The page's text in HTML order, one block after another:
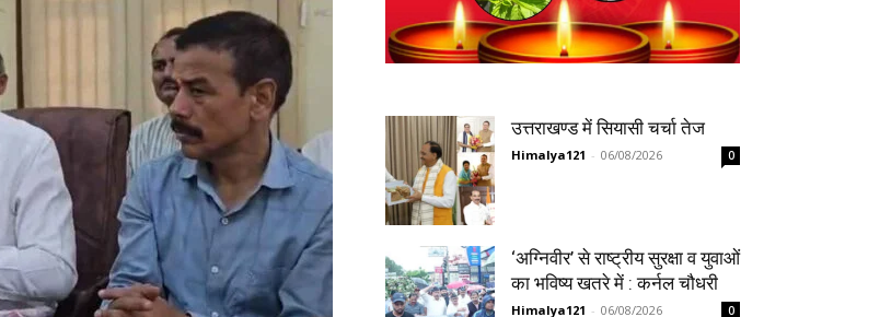
उत्तराखण्ड में सियासी चर्चा तेज
Himalya121 - 06/08/2026 0
‘अग्निवीर’ से राष्ट्रीय सुरक्षा व युवाओं
का भविष्य खतरे में : कर्नल चौधरी
Himalya121 - 06/08/2026 0